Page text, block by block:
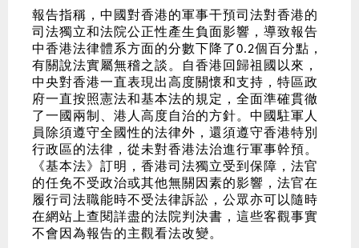
報告指稱，中國對香港的軍事干預司法對香港的
司法獨立和法院公正性產生負面影響，導致報告
中香港法律體系方面的分數下降了0.2個百分點，
有關說法實屬無稽之談。自香港回歸祖國以來，
中央對香港一直表現出高度關懷和支持，特區政
府一直按照憲法和基本法的規定，全面準確貫徹
了一國兩制、港人高度自治的方針。中國駐軍人
員除須遵守全國性的法律外，還須遵守香港特別
行政區的法律，從未對香港法治進行軍事幹預。
《基本法》訂明，香港司法獨立受到保障，法官
的任免不受政治或其他無關因素的影響，法官在
履行司法職能時不受法律訴訟，公眾亦可以隨時
在網站上查閱詳盡的法院判決書，這些客觀事實
不會因為報告的主觀看法改變。